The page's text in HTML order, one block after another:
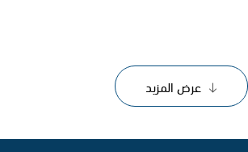
عرض المزيد